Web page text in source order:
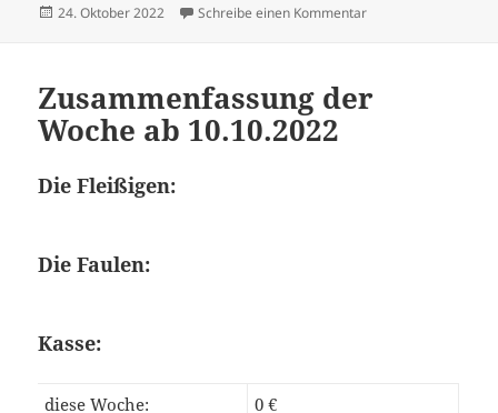
Veröffentlicht
24. Oktober 2022 Schreibe einen Kommentarzu
Zusammenfassung der
Woche ab 10.10.2022
Die Fleißigen:
Die Faulen:
Kasse:
diese Woche: 0 €